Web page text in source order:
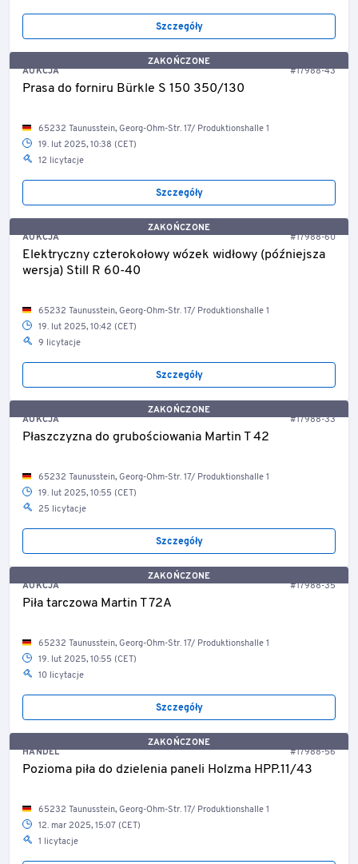
Szczegóły
ZAKOŃCZONE
AUKCJA
#17988-43
Prasa do forniru Bürkle S 150 350/130
65232 Taunusstein, Georg-Ohm-Str. 17/ Produktionshalle 1
19. lut 2025, 10:38 (CET)
12 licytacje
Szczegóły
ZAKOŃCZONE
AUKCJA
#17988-60
Elektryczny czterokołowy wózek widłowy (późniejsza
wersja) Still R 60-40
65232 Taunusstein, Georg-Ohm-Str. 17/ Produktionshalle 1
19. lut 2025, 10:42 (CET)
9 licytacje
Szczegóły
ZAKOŃCZONE
AUKCJA
#17988-33
Płaszczyzna do grubościowania Martin T 42
65232 Taunusstein, Georg-Ohm-Str. 17/ Produktionshalle 1
19. lut 2025, 10:55 (CET)
25 licytacje
Szczegóły
ZAKOŃCZONE
AUKCJA
#17988-35
Piła tarczowa Martin T 72A
65232 Taunusstein, Georg-Ohm-Str. 17/ Produktionshalle 1
19. lut 2025, 10:55 (CET)
10 licytacje
Szczegóły
ZAKOŃCZONE
HANDEL
#17988-56
Pozioma piła do dzielenia paneli Holzma HPP.11/43
65232 Taunusstein, Georg-Ohm-Str. 17/ Produktionshalle 1
12. mar 2025, 15:07 (CET)
1 licytacje